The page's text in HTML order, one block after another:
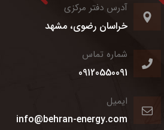
آدرس دفتر مرکزی
خراسان رضوی، مشهد
شماره تماس
09120550091
ایمیل
info@behran-energy.com